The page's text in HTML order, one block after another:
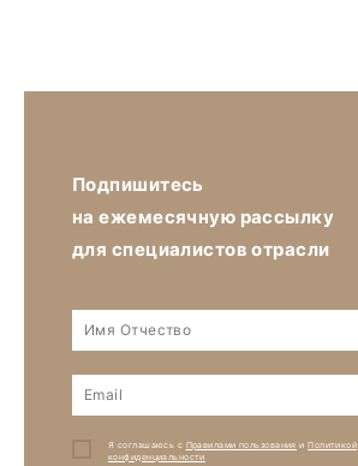
Подпишитесь
на ежемесячную рассылку
для специалистов отрасли
Я соглашаюсь с Правилами пользования иПолитикой
конфиденциальности